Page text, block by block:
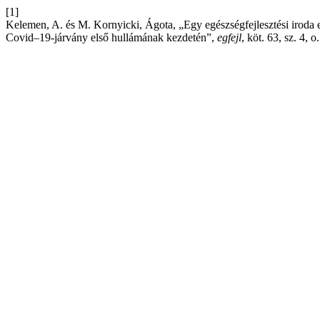
[1]
Kelemen, A. és M. Kornyicki, Ágota, „Egy egészségfejlesztési iroda
Covid–19-járvány első hullámának kezdetén”, egfejl, köt. 63, sz. 4,